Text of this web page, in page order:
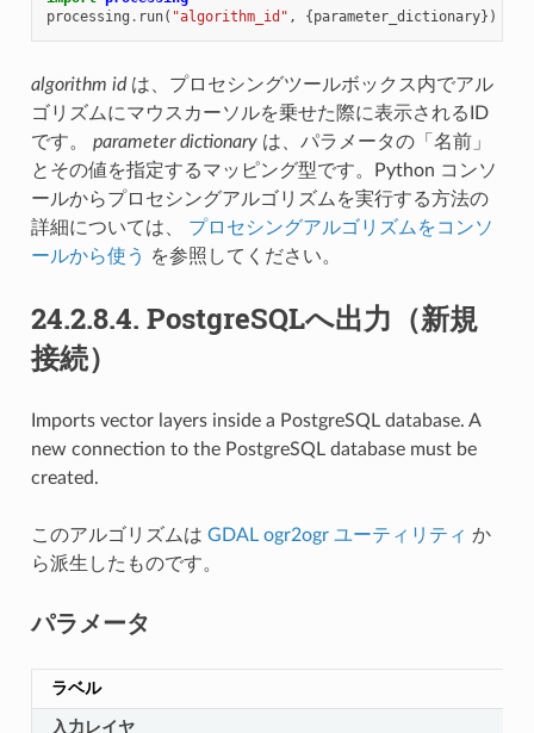
processing . run( "algorithm_id" , {parameter_dictionary})
algorithm idは、プロセシングツールボックス内でアル
ゴリズムにマウスカーソルを乗せた際に表示されるID
です。 parameter dictionaryは、パラメータの「名前」
とその値を指定するマッピング型です。Python コンソ
ールからプロセシングアルゴリズムを実行する方法の
詳細については、 プロセシングアルゴリズムをコンソ
ールから使う
を参照してください。
24.2.8.4. PostgreSQLへ出力（新規
接続）
Imports vector layers inside a PostgreSQL database. A
new connection to the PostgreSQL database must be
created.
このアルゴリズムは GDAL ogr2ogr ユーティリティ か
ら派生したものです。
パラメータ
ラベル
入力レイヤ